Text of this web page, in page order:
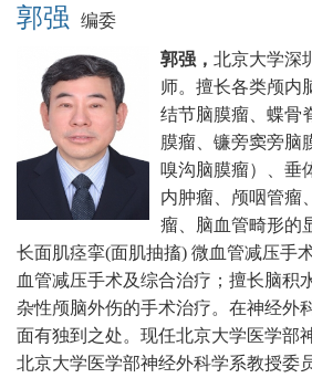
郭强 编委
郭强， 北京大学深
师。 擅长各类颅内
结节脑膜瘤、蝶骨
膜瘤、镰旁窦旁脑
嗅沟脑膜瘤）、垂
内肿瘤、颅咽管瘤
瘤、脑血管畸形的
长面肌痉挛(面肌抽搐) 微血管减压手
血管减压手术及综合治疗；擅长脑积
杂性颅脑外伤的手术治疗。在神经外
面有独到之处。现任北京大学医学部
北京大学医学部神经外科学系教授委